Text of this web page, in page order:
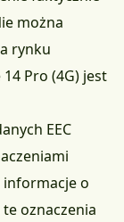
można
rynku
Pro (4G) jest
EEC
informacje o
oznaczenia